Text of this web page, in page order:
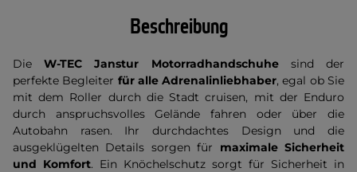
Beschreibung
Die W-TEC Janstur Motorradhandschuhesind der
perfekte Begleiter für alle Adrenalinliebhaber, egal ob Sie
mit dem Roller durch die Stadt cruisen, mit der Enduro
durch anspruchsvolles Gelände fahren oder über die
Autobahn rasen. Ihr durchdachtes Design und die
ausgeklügelten Details sorgen für maximale Sicherheit
und Komfort. Ein Knöchelschutz sorgt für Sicherheit in